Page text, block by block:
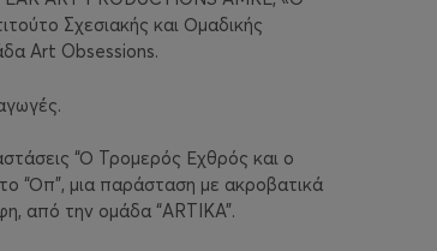
Σχεσιακής και Ομαδικής
Art Obsessions.
“Ο Τρομερός Εχθρός και ο
“Οπ”, μια παράσταση με ακροβατικά
από την ομάδα “ARTIKA”.